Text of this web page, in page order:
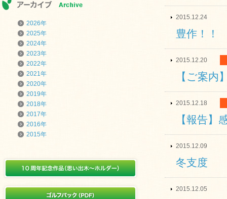
2026年
2025年
2024年
2023年
2022年
2021年
2020年
2019年
2018年
2017年
2016年
2015年
2015.12.24
豊作！！
2015.12.20
【ご案
2015.12.18
【報告
2015.12.09
冬支度
2015.12.05